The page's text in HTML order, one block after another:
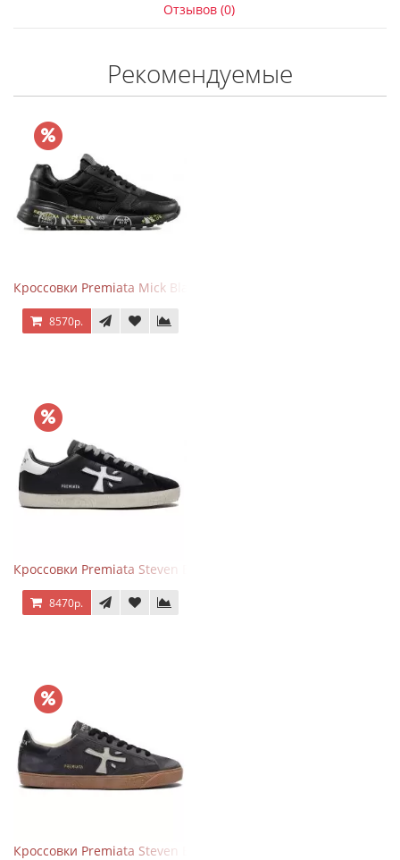
Отзывов (0)
Рекомендуемые
Кроссовки Premiata Mick Black
8570р.
Кроссовки Premiata Steven Black White
8470р.
Кроссовки Premiata Steven Black Graphite